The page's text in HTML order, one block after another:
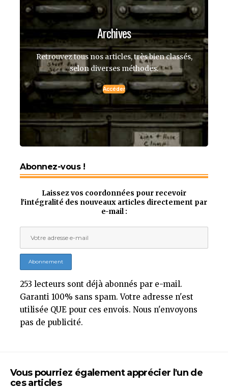
Archives
Retrouvez tous nos articles, très bien classés,
selon diverses méthodes.
Accéder
Abonnez-vous !
Laissez vos coordonnées pour recevoir
l'intégralité des nouveaux articles directement par
e-mail :
253 lecteurs sont déjà abonnés par e-mail.
Garanti 100% sans spam. Votre adresse n'est
utilisée QUE pour ces envois. Nous n'envoyons
pas de publicité.
Vous pourriez également apprécier l'un de
ces articles